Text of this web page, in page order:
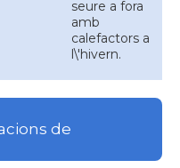
seure a fora
amb
calefactors a
l\'hivern.
de